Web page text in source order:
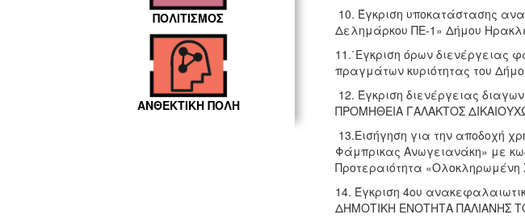
ΠΟΛΙΤΙΣΜΟΣ
ΑΝΘΕΚΤΙΚΗ ΠΟΛΗ
10. Έγκριση υποκατάστασης
Δελημάρκου ΠΕ-1» Δήμου
11.΄Εγκριση όρων διενέργειας
πραγμάτων κυριότητας του
12. Έγκριση διενέργειας
ΠΡΟΜΗΘΕΙΑ ΓΑΛΑΚΤΟΣ
13.Εισήγηση για την αποδοχή
Φάμπρικας Ανωγειανάκη» με
Προτεραιότητα «Ολοκληρωμένη
14. Έγκριση 4ου
ΔΗΜΟΤΙΚΗ ΕΝΟΤΗΤΑ ΠΑΛΙΑΝΗΣ